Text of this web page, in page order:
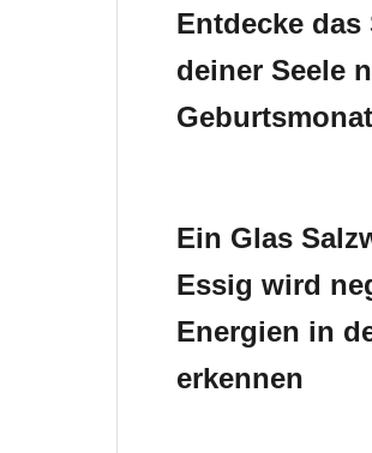
Entdecke das
deiner Seele
Geburtsmonat
Ein Glas
Essig wird
Energien in
erkennen